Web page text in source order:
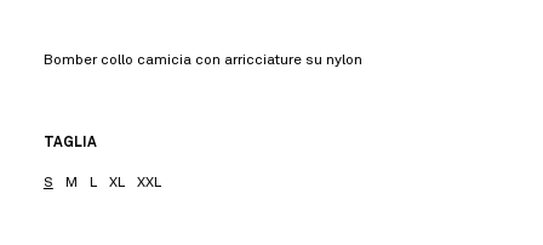
Bomber collo camicia con arricciature su nylon
TAGLIA
S M L XL XXL